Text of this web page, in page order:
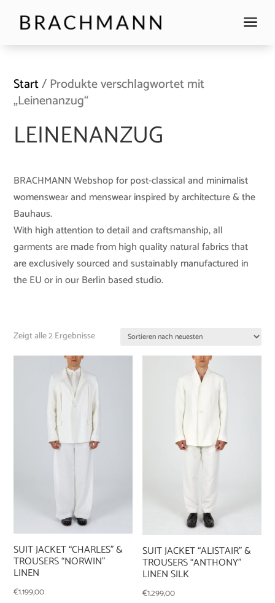
a
Start/ Produkte verschlagwortet mit
„Leinenanzug“
LEINENANZUG
BRACHMANN Webshop for post-classical and minimalist
womenswear and menswear inspired by architecture & the
Bauhaus.
With high attention to detail and craftsmanship, all
garments are made from high quality natural fabrics that
are exclusively sourced and sustainably manufactured in
the EU or in our Berlin based studio.
Zeigt alle 2 Ergebnisse
SUIT JACKET “CHARLES” &
TROUSERS “NORWIN”
LINEN
€1.199,00
SUIT JACKET “ALISTAIR” &
TROUSERS “ANTHONY”
LINEN SILK
€1.299,00